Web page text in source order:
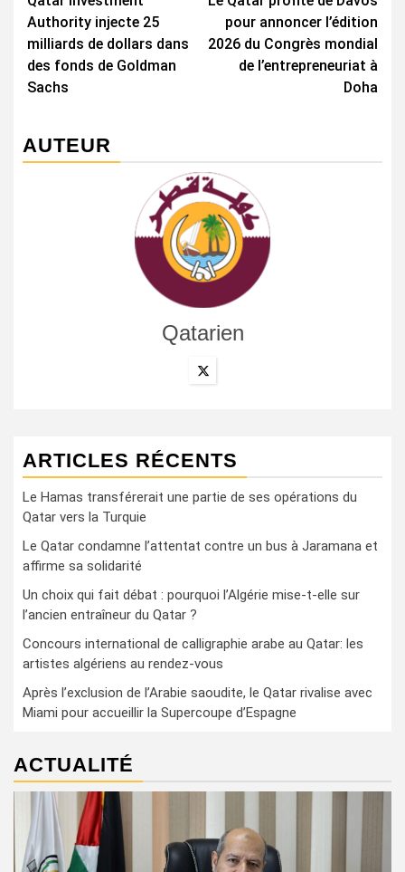
d’article
Authority injecte 25
milliards de dollars dans
des fonds de Goldman
Sachs
pour annoncer l’édition
2026 du Congrès mondial
de l’entrepreneuriat à
Doha
AUTEUR
Qatarien
ARTICLES RÉCENTS
Le Hamas transférerait une partie de ses opérations du
Qatar vers la Turquie
Le Qatar condamne l’attentat contre un bus à Jaramana et
affirme sa solidarité
Un choix qui fait débat : pourquoi l’Algérie mise-t-elle sur
l’ancien entraîneur du Qatar ?
Concours international de calligraphie arabe au Qatar: les
artistes algériens au rendez-vous
Après l’exclusion de l’Arabie saoudite, le Qatar rivalise avec
Miami pour accueillir la Supercoupe d’Espagne
ACTUALITÉ